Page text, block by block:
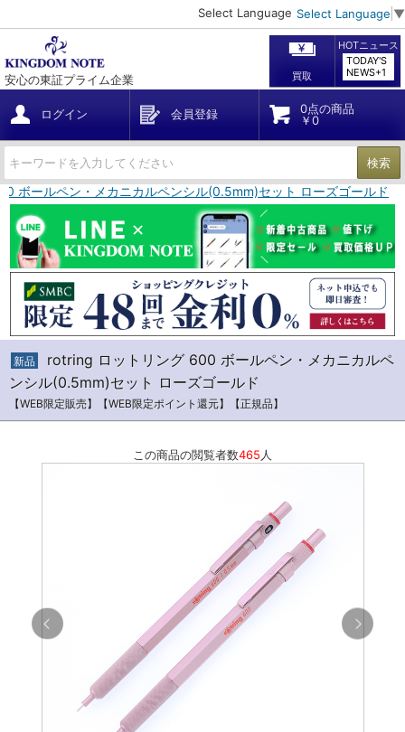
Select Language Select Language ▼
安心の東証プライム企業 買取
HOTニュース
TODAY'S
NEWS+1
ログイン 会員登録
0点の商品
￥0
検索
ボールペン・メカニカルペンシル(0.5mm)セット ローズゴールド
新品
rotring ロットリング 600 ボールペン・メカニカルペ
ンシル(0.5mm)セット ローズゴールド
【WEB限定販売】【WEB限定ポイント還元】【正規品】
この商品の閲覧者数465 人